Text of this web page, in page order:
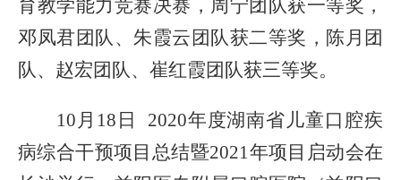
育教学能力竞赛决赛 ， 周宁团队获一等奖 ，
邓凤君团队、朱霞云团队获二等奖 ， 陈月团
队、赵宏团队、崔红霞团队获三等奖。
10月18日 2020年度湖南省儿童口腔疾
病综合干预项目总结暨2021年项目启动会在